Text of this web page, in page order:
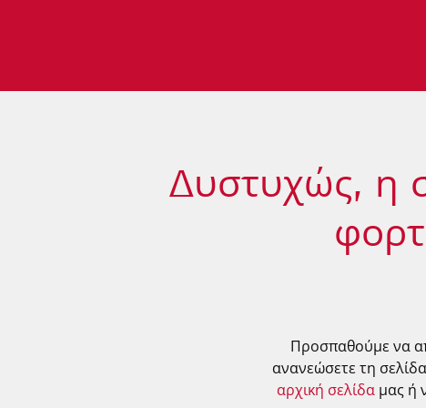
Δυστυχώς, η
Προσπαθούμε να
ανανεώσετε τη
αρχική σελίδαμας ή